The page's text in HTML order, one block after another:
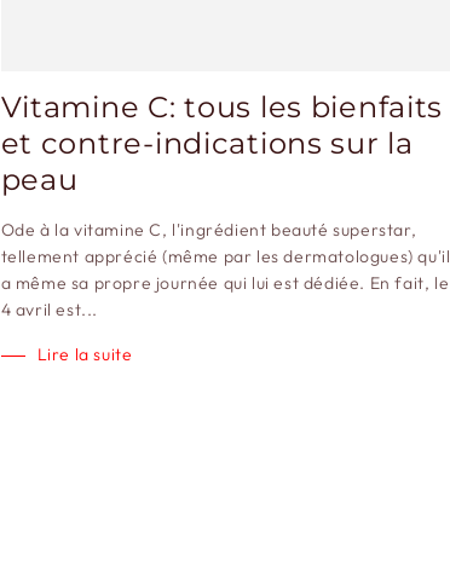
Vitamine C: tous les bienfaits
et contre-indications sur la
peau
Ode à la vitamine C, l'ingrédient beauté superstar,
tellement apprécié (même par les dermatologues) qu'il
a même sa propre journée qui lui est dédiée. En fait, le
4 avril est...
Lire la suite